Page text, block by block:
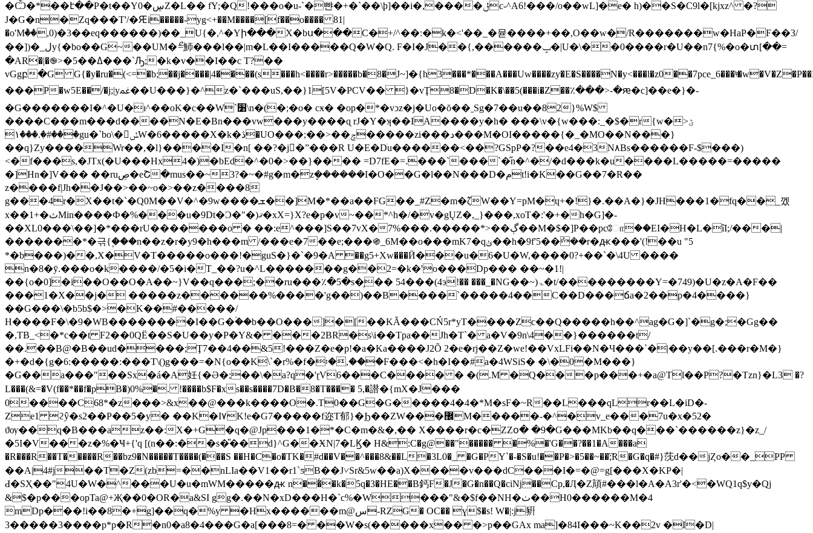
�Ѽ�*��է��P�t��Y0�ڛZ�L�� fY;�Q!���o�u-`�뺜�+�`��\þ]��i�,����ݪc-^A6!���/o��wL]�e� h)��S�C9l�[kjxz^ �?
J�G�n�Zq���T'/�Ԙi�����-yg<+��M����[f��o���� 81|
�o'Mٞ��,0)�3��eq������)��_U{�,^�Yի���X�bս���C�+/^��:�k�<'��_�뮫����+��,O��w�ֵ/R�������w�HaP�F��3/
��])�_لy{�bo��G~��UM�ޯ=魳���l��|m�L��I�����Q�W�Q. F�I�J��{,������ݒ�|U�\��0����r�U��n7{%�o�տ[��=
�AR�|�֎>�5��ߡ���`Ԡ;�k�v��I��c T?��
vGgբ�G G{�y�ru�(<=�b;��j����|4����(s���h<����r>�����b�8�J~]�{h3���*���A���Uw����zy�E�S����N�y<���l�z0
���P�w5E��/�j;|yﲽ��U���}�^z�`���uS,��}1[5V�PCV�� }�vŢ8�D�K�\��5(���i�Z��٪���>-�ԙ�c]��e�}�-
�G�������I�^�U�ɪ^��oK�c��W`׸\n�(�;�o� cӿ� �op�*�vͻz�j�Uo�ŏ��ˍSg�7��u��82}%W$
����C���m���d����N�E�Bn���vw���y����ɋ rJ�Y�ʞ��IA����y�h� ���\v�{w���:_�$�r{w�>ؽ
���#�.���١gu�`bo\�ݽW�6�����X�k�ڎ�UO���;��>��ݘ�����zi���د���M�OI�����{�_�MO��N���}
��q}Zy����Wr��,�l}����I�n[ ��?�j�ˮ���R U�E�Dׁu������<��?GSpP�?��e4�3N٨Bs������F-$���)
<�f���s,�JTx(�U���Hx4�)�bEd�^�0�>��}���� =D7fE�=.���`���`�̋n�^�/�d���k�u����L�����=�����
�]Hn�]V��� ��ruڝ�eՇ�mus��~3?�~�#g�m�zܷ������I�O��G�l��N���D�مt!i�K��G��7�R��
z����f|Jh��J��>��~o�>��z����8
g���4r�X��t�`�Q0M��V�^�9w����ܫ��]M�*��a��FG��_#Z�m�߬ζW��Y=pM�ɥ+�!}�.��A�}�JH���1�fq��_껬
x��1+�ثMin����Ф�%���u�9Dt�Ͻ�"�)ޤ�xX=}X?e�p�v~��*^h�/�v�gŲZ�,_}���,xoT�:'�+�h�G]�-
��XL0���\��]�*���rU�������o � ��:e^���]S��7vX�7%���.�����*>��ڳ��M�$�]P��pcோ��EI�H�L�îI;/���|
�������*�귺{۪���n��z�r�y9�h���m /���e�7��e;���֍_6M��o���mK7�qݵ��h�9f'5��ܶ��r�ԫ���'(!��u "5
*�b���)��,X�V�T�����o���!�guS�}�`�9�A ��g5+Xw���Ӣ���u�6�U�W,����0?+��`�\4U ����
n�8�ӯ.���o�k����/�5�i�T_��?u�^L�������g��2=�k�'o���Dp��� ��~�1!|
��{o�0]�i��O��O�A��~}V��q���;��ru���٪�5�s�̦�� 54���(4э!�� ���_�NG��~)ۃ�t/���������Y=�749)�U�z�A�F��
���1�X��j� �����z������%����'g��)��B����`�����4��C��D���ճa�2��p�4����}
��G���\�b5b$�>�K��#�����/
Η����F�\�9�WB��������I��G�ؑ��b��O���]�[��KÃ���CŃ5r*yT����Zc��Q�����h��^ag�G�]`�g�;�Gg��
�,TB_<�*c��t F2��0QË��S�U��y�P�Y&� ���2BR�s\i��Tpa��Jh�T`� a�V�9n\4��}������t/
��.��B@�B��ud����;Ţ7��4��&5!���Z�e�p!�a�Ka����J2Õ 2�e�rj��Z�we!��VxLFi��N�Ч���`�|��y��[.���r�M�}
�+�d�{g�6:�����:���T\()g���=�N{o��K\`�r%�f�፡�,���F���<�h�I��#a�4WSiS� �\�0�M���}
�G��a���"��Sx�á�A妊{�Ə�;��\�a?q�'ɽV6���C���� � �(.M �Q���p���+�a@Tl��P?�Tzn}�L3 �?
L���(&=�V(f��*��f�pB�)0%�. !����b$F�xs��s����7D�B�8�T���� 5,�譛�{mX�J���
0����C68*�z���>&x��@���k����O�.T0��G�G�����4�4�*M�sF�~R��L���qLr��L�iD�-
Ze1 ϩŷ�s2��P��5�y� ��K�I۷K!e�G7�����f迩T郁}�Ϧ��ZW���޼M�����-�^�݂v_e���7u�x�52�
ϑѹ��q�B���az��:X�+G�q�@Jp���1�*�C�m�&�,�� X����r�c�ZZօ� �9�G���MKb��q���`������z}�z_/
�5I�V���z�%�Ҹ+{'q [(n��:��s�̎��d}^G��ӾN|7�LϏ� H&:C�g@��"����� �%�'G��?��1�A���a
�R���R��T�����R��bz9�N�����T����(���S ��H�C�o�TK�#d��V��^���8&��L�3L0�_ �G�PY`�-�S�u!��P�>�5��~��;҇R�G�q�#}莐d��jȤo��_PP
��A|4#j��T�Z(zb=��nLIa��V1��r1`ƽB��J˅Sr&5w��a)X����v���dC���I�=�@=g[���X�KP�|
Ԁ�SҲ��"4U�W�^���U�u�mWM�����ԫ n��͑�k�5q�3�HE��B鈣F�J�G�n��Q�ciǋ��Cp,�Ӆ�Z頏#���l�A�A3r'�<�WQ1q$y�Qj
&$�p���opTa@+Җ��0�OR�a&SI gg�.��N�xD���H�`c%�W���"&�$f��NH�ٺ��H0������M�4
mDp���!i��8�+g]��q�%y �Hx������m@س-RZG� OC�� ɣ$�s! W�|:j豣
3�����3����p*p�R�n0�a8�4���G�a[���8=� ��W�s(�����x�� �>p��GAx ma]�84I���~K��2v �I�D|